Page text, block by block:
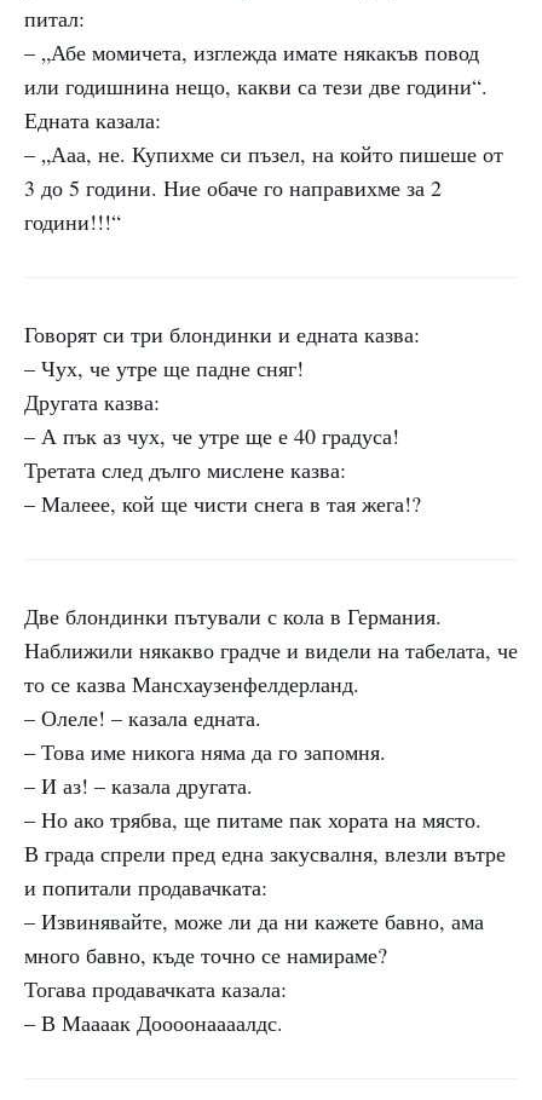
питал:
– „Абе момичета, изглежда имате някакъв повод
или годишнина нещо, какви са тези две години“.
Едната казала:
– „Ааа, не. Купихме си пъзел, на който пишеше от
3 до 5 години. Ние обаче го направихме за 2
години!!!“
Говорят си три блондинки и едната казва:
– Чух, че утре ще падне сняг!
Другата казва:
– А пък аз чух, че утре ще е 40 градуса!
Третата след дълго мислене казва:
– Малеее, кой ще чисти снега в тая жега!?
Две блондинки пътували с кола в Германия.
Наближили някакво градче и видели на табелата, че
то се казва Мансхаузенфелдерланд.
– Олеле! – казала едната.
– Това име никога няма да го запомня.
– И аз! – казала другата.
– Но ако трябва, ще питаме пак хората на място.
В града спрели пред една закусвалня, влезли вътре
и попитали продавачката:
– Извинявайте, може ли да ни кажете бавно, ама
много бавно, къде точно се намираме?
Тогава продавачката казала:
– В Маааак Доооонаааалдс.